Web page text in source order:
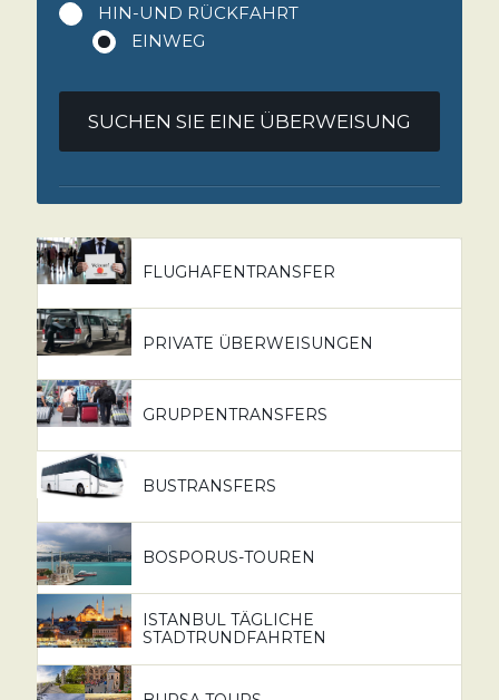
HIN-UND RÜCKFAHRT
EINWEG
SUCHEN SIE EINE ÜBERWEISUNG
FLUGHAFENTRANSFER
PRIVATE ÜBERWEISUNGEN
GRUPPENTRANSFERS
BUSTRANSFERS
BOSPORUS-TOUREN
ISTANBUL TÄGLICHE
STADTRUNDFAHRTEN